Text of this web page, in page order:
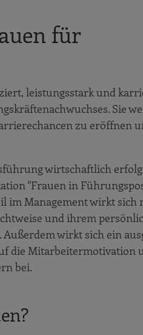
für
leistungsstark und
Sie
zu eröffnen
wirtschaftlich
"Frauen in
im Management wirkt sich
und ihrem
wirkt sich ein
die Mitarbeitermotivation
bei.